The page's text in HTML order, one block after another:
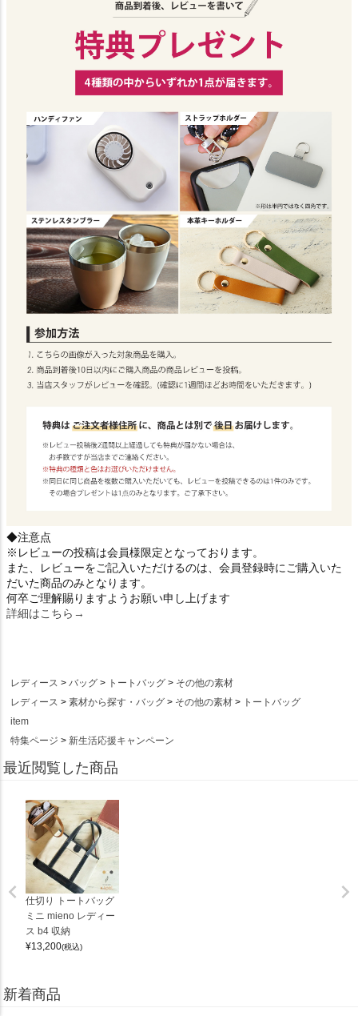
◆注意点
※レビューの投稿は会員様限定となっております。
また、レビューをご記入いただけるのは、会員登録時にご購入いた
だいた商品のみとなります。
何卒ご理解賜りますようお願い申し上げます
詳細はこちら→
レディース バッグ トートバッグ
その他の素材
レディース
素材から探す・バッグ その他の素材
トートバッグ
item
特集ページ
新生活応援キャンペーン
最近閲覧した商品
仕切り トートバッグ
ミニ mieno レディー
ス b4 収納
¥13,200(税込)
新着商品